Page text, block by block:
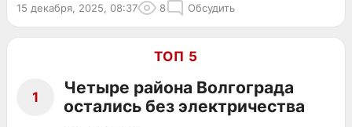
15 декабря, 2025, 08:37 8 Обсудить
ТОП 5
1
Четыре района Волгограда
остались без электричества